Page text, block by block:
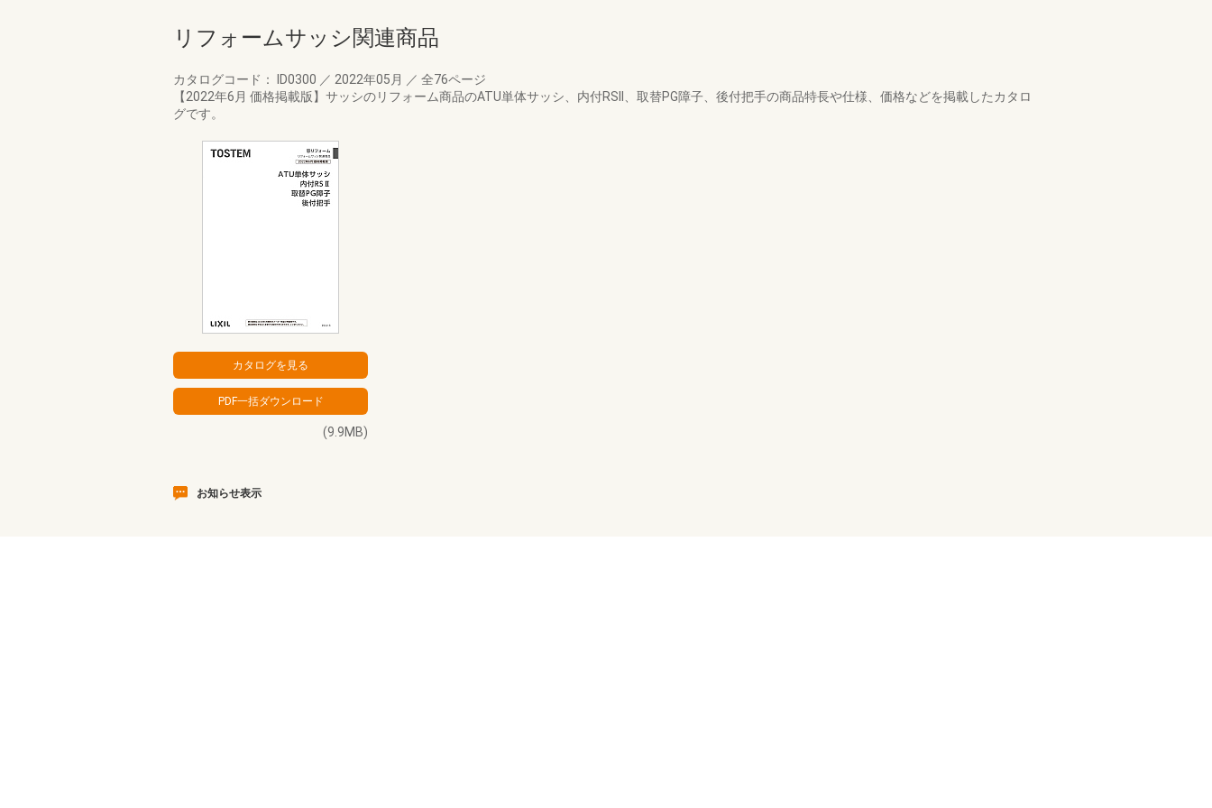
リフォームサッシ関連商品
カタログコード： ID0300 ／ 2022年05月 ／ 全76ページ
【2022年6月 価格掲載版】サッシのリフォーム商品のATU単体サッシ、内付RSII、取替PG障子、後付把手の商品特長や仕様、価格などを掲載したカタロ
グです。
(9.9MB)
お知らせ表示